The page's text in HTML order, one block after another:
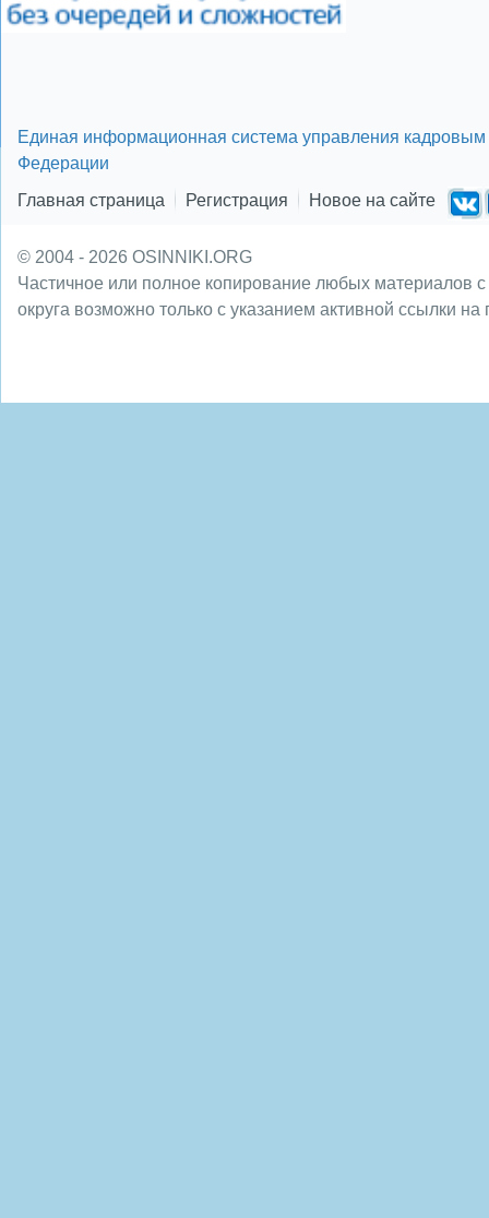
Единая информационная система управления кадровым
Федерации
Главная страница
Регистрация Новое на сайте
© 2004 - 2026 OSINNIKI.ORG
Частичное или полное копирование любых материалов
округа возможно только с указанием активной ссылки на